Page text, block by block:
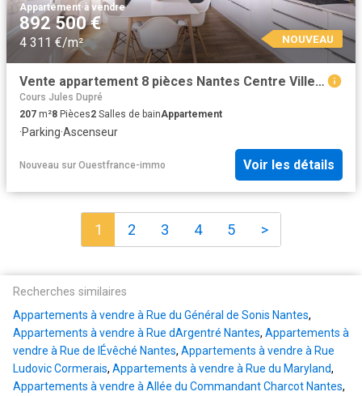
Appartement·à vendre
892 500 €
4 311 €/m² NOUVEAU
Vente appartement 8 pièces Nantes Centre Ville 44
Cours Jules Dupré
207 m²8 Pièces2 Salles de bainAppartement
·Parking·Ascenseur
Nouveau sur Ouestfrance-immo Voir les détails
1 2 3 4 5 >
Recherches similaires
Appartements à vendre à Rue du Général de Sonis Nantes,
Appartements à vendre à Rue dArgentré Nantes, Appartements à
vendre à Rue de lÉvêché Nantes, Appartements à vendre à Rue
Ludovic Cormerais, Appartements à vendre à Rue du Maryland,
Appartements à vendre à Allée du Commandant Charcot Nantes,